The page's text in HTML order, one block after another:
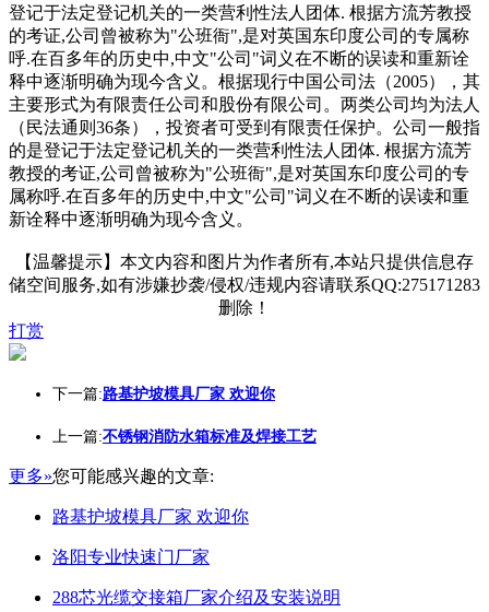
登记于法定登记机关的一类营利性法人团体. 根据方流芳教授
的考证,公司曾被称为"公班衙",是对英国东印度公司的专属称
呼.在百多年的历史中,中文"公司"词义在不断的误读和重新诠
释中逐渐明确为现今含义。根据现行中国公司法（2005），其
主要形式为有限责任公司和股份有限公司。两类公司均为法人
（民法通则36条），投资者可受到有限责任保护。公司一般指
的是登记于法定登记机关的一类营利性法人团体. 根据方流芳
教授的考证,公司曾被称为"公班衙",是对英国东印度公司的专
属称呼.在百多年的历史中,中文"公司"词义在不断的误读和重
新诠释中逐渐明确为现今含义。
【温馨提示】本文内容和图片为作者所有,本站只提供信息存
储空间服务,如有涉嫌抄袭/侵权/违规内容请联系QQ:275171283
删除！
打赏
下一篇:路基护坡模具厂家 欢迎你
上一篇:不锈钢消防水箱标准及焊接工艺
更多»您可能感兴趣的文章:
路基护坡模具厂家 欢迎你
洛阳专业快速门厂家
288芯光缆交接箱厂家介绍及安装说明